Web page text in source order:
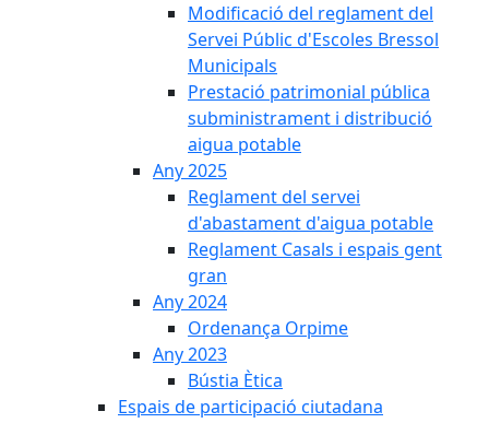
Modificació del reglament del
Servei Públic d'Escoles Bressol
Municipals
Prestació patrimonial pública
subministrament i distribució
aigua potable
Any 2025
Reglament del servei
d'abastament d'aigua potable
Reglament Casals i espais gent
gran
Any 2024
Ordenança Orpime
Any 2023
Bústia Ètica
Espais de participació ciutadana